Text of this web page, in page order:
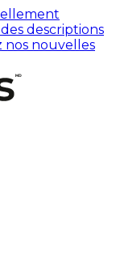
descriptions
nos nouvelles